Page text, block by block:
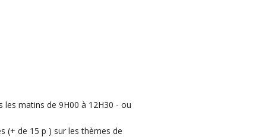
matins de 9H00 à 12H30 - ou
(+ de 15 p ) sur les thèmes de